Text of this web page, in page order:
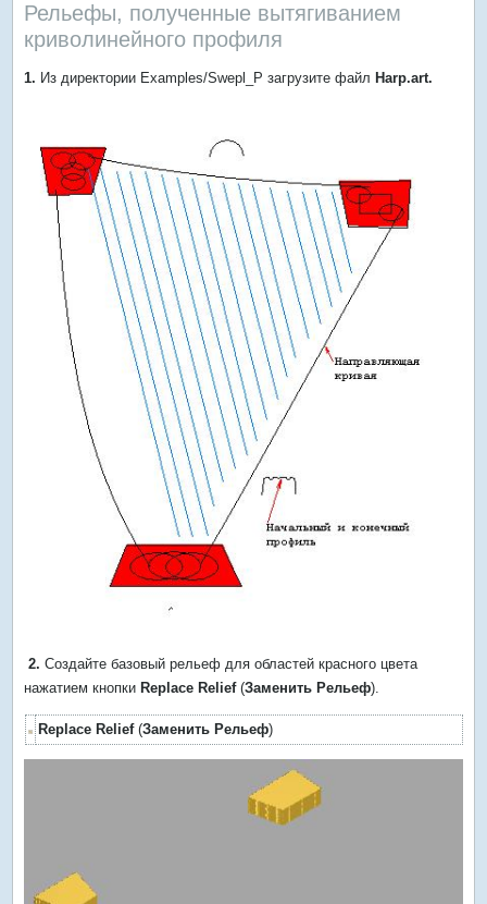
Рельефы, полученные вытягиванием
криволинейного профиля
1. Из директории Examples/Swepl_P загрузите файл Harp.art.
2. Создайте базовый рельеф для областей красного цвета
нажатием кнопки Replace Relief(Заменить Рельеф).
Replace Relief(Заменить Рельеф)